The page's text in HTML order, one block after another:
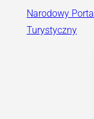
Narodowy Portal
Turystyczny